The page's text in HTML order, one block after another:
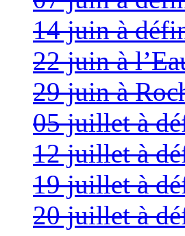
14 juin à
22 juin à
29 juin à
05 juillet à
12 juillet à
19 juillet à
20 juillet à